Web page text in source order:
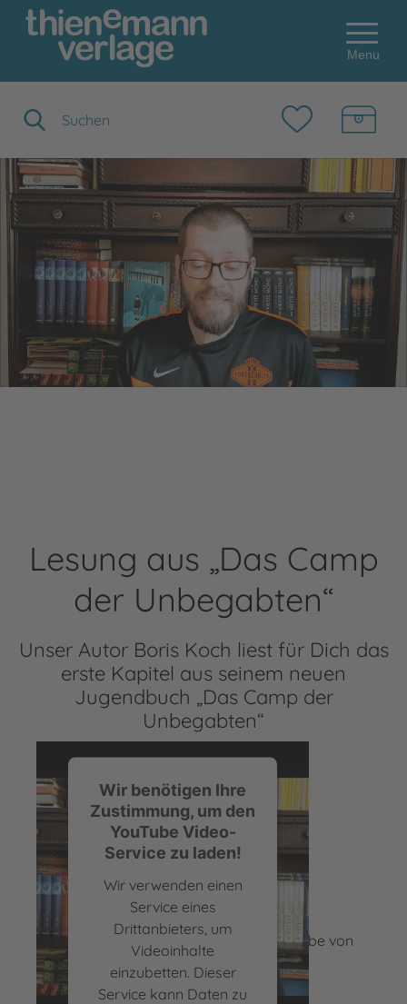
Menu
Lesung aus „Das Camp
der Unbegabten“
Unser Autor Boris Koch liest für Dich das
erste Kapitel aus seinem neuen
Jugendbuch „Das Camp der
Unbegabten“
Wir benötigen Ihre
Zustimmung, um den
YouTube Video-
Service zu laden!
Wir verwenden einen
Service eines
Drittanbieters, um
Videoinhalte
einzubetten. Dieser
Service kann Daten zu
DAS CAMP DER UNBEGABTEN – Leseprobe von
Boris Koch